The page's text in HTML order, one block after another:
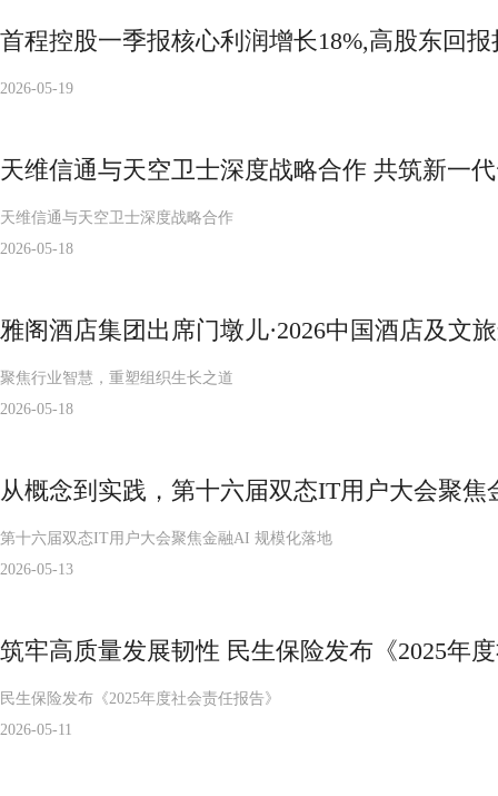
首程控股一季报核心利润增长18%,高股东回
2026-05-19
天维信通与天空卫士深度战略合作 共筑新一
天维信通与天空卫士深度战略合作
2026-05-18
雅阁酒店集团出席门墩儿·2026中国酒店及文
聚焦行业智慧，重塑组织生长之道
2026-05-18
从概念到实践，第十六届双态IT用户大会聚焦
第十六届双态IT用户大会聚焦金融AI 规模化落地
2026-05-13
筑牢高质量发展韧性 民生保险发布《2025年
民生保险发布《2025年度社会责任报告》
2026-05-11